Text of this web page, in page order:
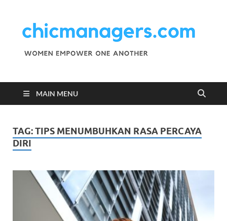
MAIN MENU
TAG:TIPS MENUMBUHKAN RASA PERCAYA
DIRI